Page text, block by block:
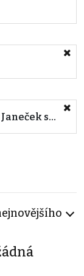
Mgr. Ing. Tomáš Janeček (Reality Janeček s.r.o.)